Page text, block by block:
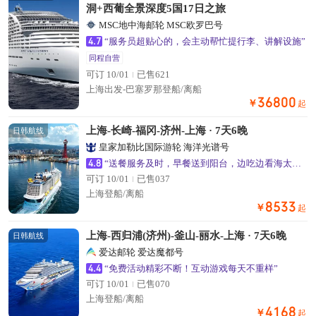
洞+西葡全景深度5国17日之旅
MSC地中海邮轮 MSC欧罗巴号
4.7 “服务员超贴心的，会主动帮忙提行李、讲解设施”
同程自营
可订 10/01
已售621
上海出发-巴塞罗那登船/离船
￥ 36800 起
日韩航线 上海-长崎-福冈-济州-上海 · 7天6晚
皇家加勒比国际游轮 海洋光谱号
4.8
“送餐服务及时，早餐送到阳台，边吃边看海太舒服了”
可订 10/01
已售037
上海登船/离船
￥ 8533 起
日韩航线 上海-西归浦(济州)-釜山-丽水-上海 · 7天6晚
爱达邮轮 爱达魔都号
4.4 “免费活动精彩不断！互动游戏每天不重样”
可订 10/01
已售070
上海登船/离船
￥4168 起